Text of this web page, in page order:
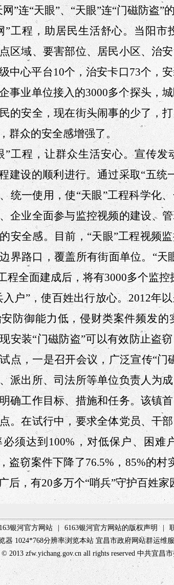
”连“天眼”、“天眼”连“门磁防盗”
”工程，助居民生活舒心。当阳市
区域、要害部位、居民小区、治
中心平台10个，治安卡口73个，
事业单位接入的3000多个探头，
的安全，现在街头闹事的少了，
群众的安全感增强了。
”工程，让群众生活安心。宣传发
建设的顺利进行。通过采取“五统
统一使用，使“天眼”工程科学化、
企业全面参与监控视频的建设、
安全感。目前，“天眼”工程视频
界路口，覆盖所有街面单位。“天
程全面建成后，将有3000多个监控
入户”，使百姓出行放心。2012年以
防御能力低，侵财类案件频发
安装“门磁防盗”可以有效防止盗窃
点， 一是召开会议，广泛宣传“门
派出所、司法所等单位负责人为
确工作目标、措施和任务。该镇
。在试行中，要求全体党员、干
须达到100%，对低保户、困难
盗窃案件下降了76.5%，85%的村
后，有20多万个“哨兵”守护百姓家
银河官方网站 6163银河官方网站的版权声明
器 1024*768分辨率浏览本站 宜昌市政府网站群运维
2013 zfw.yichang.gov.cn all rights reserved 中共宜